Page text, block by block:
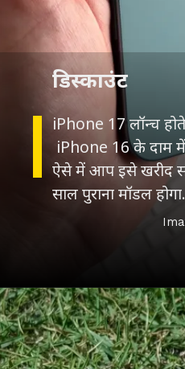
iPhone 17 लॉन्च
iPhone 16 के दाम
ऐसे में आप इसे खरीद
साल पुराना मॉडल होगा.